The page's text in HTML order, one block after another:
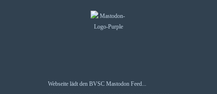
Webseite lädt den BVSC Mastodon Feed...